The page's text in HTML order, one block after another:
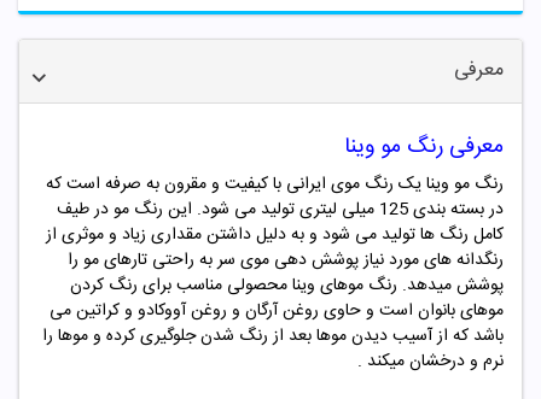
معرفی
معرفی رنگ مو وینا
رنگ مو وینا یک رنگ موی ایرانی با کیفیت و مقرون به صرفه است که
در بسته بندی 125 میلی لیتری تولید می شود. این رنگ مو در طیف
کامل رنگ ها تولید می شود و به دلیل داشتن مقداری زیاد و موثری از
رنگدانه های مورد نیاز پوشش دهی موی سر به راحتی تارهای مو را
پوشش میدهد. رنگ موهای وینا محصولی مناسب برای رنگ کردن
موهای بانوان است و حاوی روغن آرگان و روغن آووکادو و کراتین می
باشد که از آسیب دیدن موها بعد از رنگ شدن جلوگیری کرده و موها را
نرم و درخشان میکند .